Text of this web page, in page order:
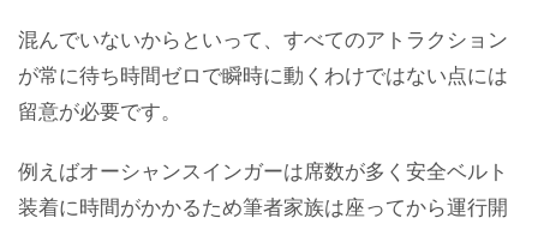
混んでいないからといって、すべてのアトラクション
が常に待ち時間ゼロで瞬時に動くわけではない点には
留意が必要です。
例えばオーシャンスインガーは席数が多く安全ベルト
装着に時間がかかるため筆者家族は座ってから運行開